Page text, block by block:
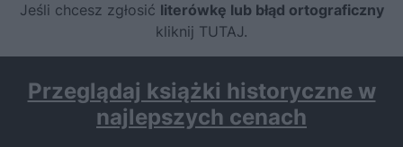
Jeśli chcesz zgłosić literówkę lub błąd ortograficzny
kliknij TUTAJ.
Przeglądaj książki historyczne w
najlepszych cenach